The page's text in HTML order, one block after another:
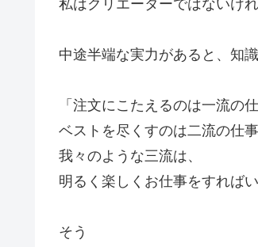
私はクリエーターではないけ
中途半端な実力があると、知
「注文にこたえるのは一流の仕
ベストを尽くすのは二流の仕事
我々のような三流は、
明るく楽しくお仕事をすればい
そう